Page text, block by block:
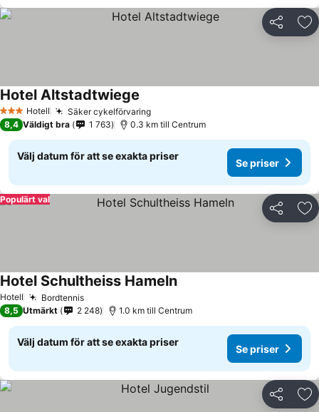
Dela
3 StjärnorHotell Säker cykelförvaringSe priser
Hotel Altstadtwiege
8,4 Väldigt bra 1 763 0.3 km till Centrum
Välj datum för att se exakta priser
Se priser
Dela
Populärt val
Hotell BordtennisSe priser
Hotel Schultheiss HamelnSe priser
8,5 Utmärkt 2 248 1.0 km till Centrum
Välj datum för att se exakta priser
Se priser
Dela